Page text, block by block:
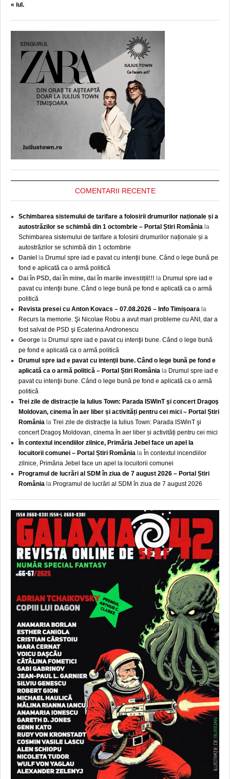
« iul.
COMENTARII RECENTE
Schimbarea sistemului de tarifare a folosirii drumurilor naționale și a
autostrăzilor se schimbă din 1 octombrie – Portal Știri România la
Schimbarea sistemului de tarifare a folosirii drumurilor naționale și a
autostrăzilor se schimbă din 1 octombrie
Daniel
la Drumul spre iad e pavat cu intenţii bune. Când o lege bună pe
fond e aplicată ca o armă politică
Dai în PSD, dai în mine, dai în marile investiții!!! la Drumul spre iad e
pavat cu intenţii bune. Când o lege bună pe fond e aplicată ca o armă
politică
Revista presei cu Anton Kovacs – 07.08.2026 – Info Timișoara la
Recurs la memorie. Şi Nicolae Robu a avut mari probleme cu ANI, dar a
fost salvat de PSD şi Ecaterina Andronescu
George la Drumul spre iad e pavat cu intenţii bune. Când o lege bună
pe fond e aplicată ca o armă politică
Drumul spre iad e pavat cu intenţii bune. Când o lege bună pe fond e
aplicată ca o armă politică – Portal Știri România la Drumul spre iad e
pavat cu intenţii bune. Când o lege bună pe fond e aplicată ca o armă
politică
Trei zile de distracție la Iulius Town: Parada ISWinT şi concert Dragoş
Moldovan, cinema în aer liber și activități pentru cei mici – Portal Știri
România la Trei zile de distracție la Iulius Town: Parada ISWinT şi
concert Dragoş Moldovan, cinema în aer liber și activități pentru cei mici
În contextul incendiilor zilnice, Primăria Jebel face un apel la
locuitorii comunei – Portal Știri România la În contextul incendiilor
zilnice, Primăria Jebel face un apel la locuitorii comunei
Programul de lucrări al SDM în ziua de 7 august 2026 – Portal Știri
România la Programul de lucrări al SDM în ziua de 7 august 2026